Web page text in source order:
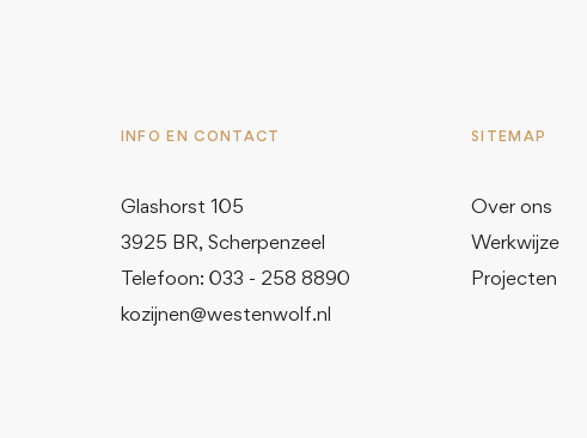
INFO EN CONTACT
Glashorst 105
3925 BR, Scherpenzeel
Telefoon: 033 - 258 8890
kozijnen@westenwolf.nl
SITEMAP
Over ons
Werkwijze
Projecten